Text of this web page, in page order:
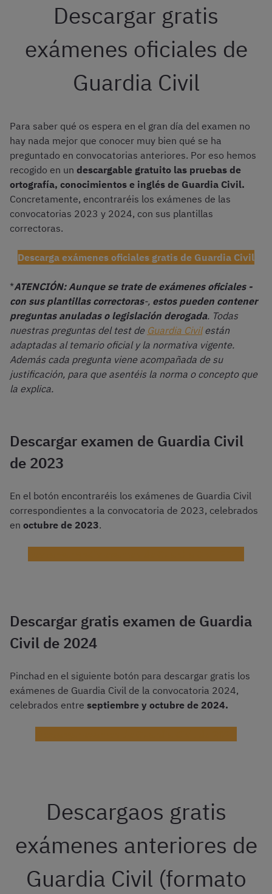
Descargar gratis
exámenes oficiales de
Guardia Civil
Para saber qué os espera en el gran día del examen no
hay nada mejor que conocer muy bien qué se ha
preguntado en convocatorias anteriores. Por eso hemos
recogido en un descargable gratuito las pruebas de
ortografía, conocimientos e inglés de Guardia Civil.
Concretamente, encontraréis los exámenes de las
convocatorias 2023 y 2024, con sus plantillas
correctoras.
Descarga exámenes oficiales gratis de Guardia Civil
*ATENCIÓN: Aunque se trate de exámenes oficiales -
con sus plantillas correctoras-, estos pueden contener
preguntas anuladas o legislación derogada. Todas
nuestras preguntas del test de Guardia Civilestán
adaptadas al temario oficial y la normativa vigente.
Además cada pregunta viene acompañada de su
justificación, para que asentéis la norma o concepto que
la explica.
Descargar examen de Guardia Civil
de 2023
En el botón encontraréis los exámenes de Guardia Civil
correspondientes a la convocatoria de 2023, celebrados
en octubre de 2023.
Descargar gratis examen de Guardia
Civil de 2024
Pinchad en el siguiente botón para descargar gratis los
exámenes de Guardia Civil de la convocatoria 2024,
celebrados entre septiembre y octubre de 2024.
Descargaos gratis
exámenes anteriores de
Guardia Civil (formato